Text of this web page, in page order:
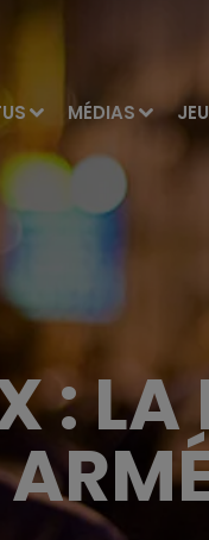
MÉDIAS
: LA